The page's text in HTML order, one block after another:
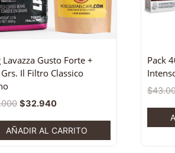
Lavazza Gusto Forte +
Il Filtro Classico
$32.940
AÑADIR AL CARRITO
Pack
$